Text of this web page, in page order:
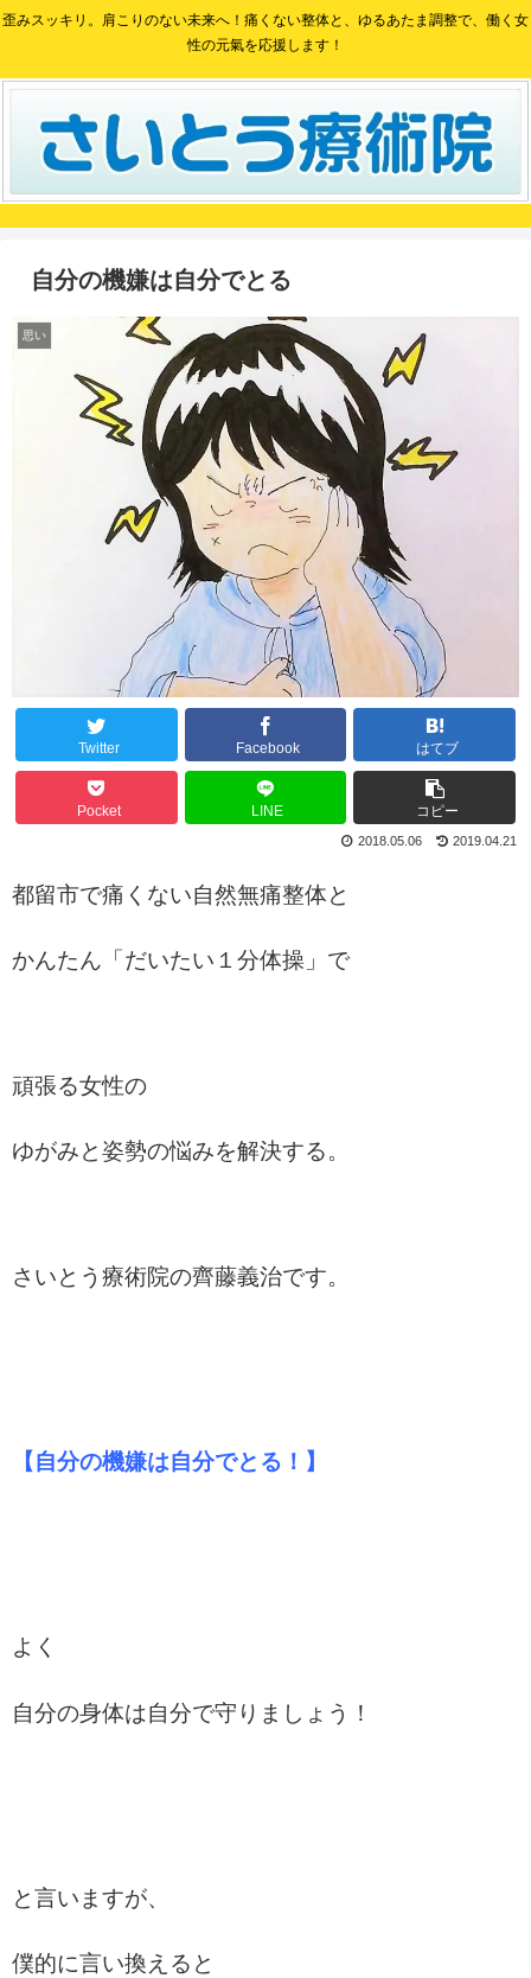
歪みスッキリ。肩こりのない未来へ！痛くない整体と、ゆるあたま調整で、働く女
性の元氣を応援します！
自分の機嫌は自分でとる
思い
Twitter Facebook はてブ
Pocket LINE コピー
2019.04.21
2018.05.06
都留市で痛くない自然無痛整体と
かんたん「だいたい１分体操」で
頑張る女性の
ゆがみと姿勢の悩みを解決する。
さいとう療術院の齊藤義治です。
【自分の機嫌は自分でとる！】
よく
自分の身体は自分で守りましょう！
と言いますが、
僕的に言い換えると